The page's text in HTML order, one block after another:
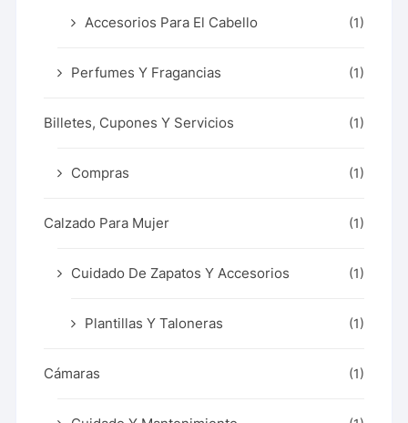
Accesorios Para El Cabello (1)
Perfumes Y Fragancias (1)
Billetes, Cupones Y Servicios (1)
Compras (1)
Calzado Para Mujer (1)
Cuidado De Zapatos Y Accesorios (1)
Plantillas Y Taloneras (1)
Cámaras (1)